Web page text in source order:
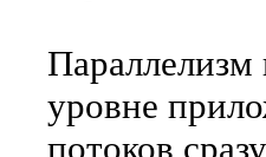
Параллелизм
уровне
потоков